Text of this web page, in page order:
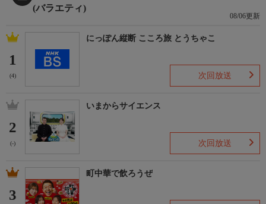
(バラエティ)
08/06更新
1
(4)
にっぽん縦断 こころ旅 とうちゃこ
次回放送
2
(-)
いまからサイエンス
次回放送
3
町中華で飲ろうぜ